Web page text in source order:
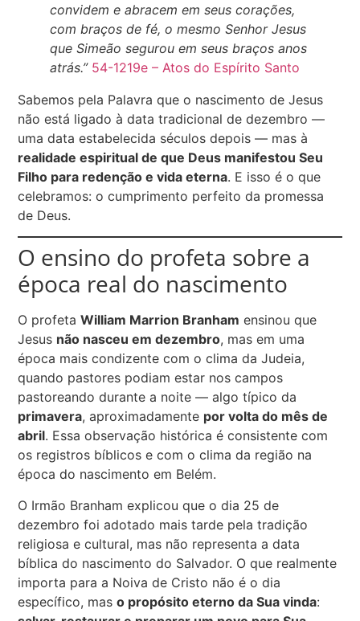
convidem e abracem em seus corações,
com braços de fé, o mesmo Senhor Jesus
que Simeão segurou em seus braços anos
atrás.” 54-1219e – Atos do Espírito Santo
Sabemos pela Palavra que o nascimento de Jesus
não está ligado à data tradicional de dezembro —
uma data estabelecida séculos depois — mas à
realidade espiritual de que Deus manifestou Seu
Filho para redenção e vida eterna. E isso é o que
celebramos: o cumprimento perfeito da promessa
de Deus.
O ensino do profeta sobre a
época real do nascimento
O profetaWilliam Marrion Branham ensinou que
Jesus não nasceu em dezembro, mas em uma
época mais condizente com o clima da Judeia,
quando pastores podiam estar nos campos
pastoreando durante a noite — algo típico da
primavera, aproximadamente por volta do mês de
abril. Essa observação histórica é consistente com
os registros bíblicos e com o clima da região na
época do nascimento em Belém.
O Irmão Branham explicou que o dia 25 de
dezembro foi adotado mais tarde pela tradição
religiosa e cultural, mas não representa a data
bíblica do nascimento do Salvador. O que realmente
importa para a Noiva de Cristo não é o dia
específico, maso propósito eterno da Sua vinda: